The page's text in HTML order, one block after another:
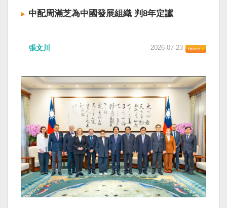
中配周滿芝為中國發展組織 判8年定讞
張文川 2026-07-23